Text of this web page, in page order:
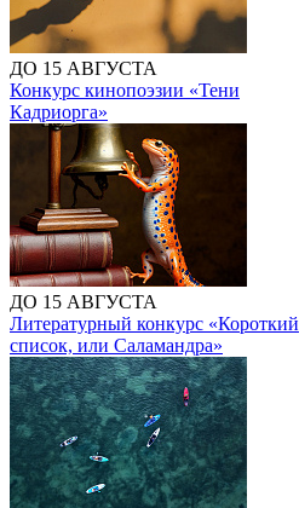
ДО 15 АВГУСТА
Конкурс кинопоэзии «Тени
Кадриорга»
ДО 15 АВГУСТА
Литературный конкурс «Короткий
список, или Саламандра»